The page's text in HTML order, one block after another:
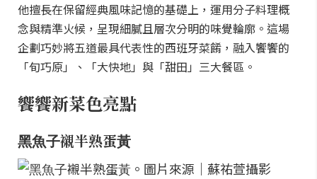
他擅長在保留經典風味記憶的基礎上，運用分子料理概
念與精準火候，呈現細膩且層次分明的味覺輪廓。這場
企劃巧妙將五道最具代表性的西班牙菜餚，融入饗饗的
「旬巧原」、「大快地」與「甜田」三大餐區。
饗饗新菜色亮點
⿊⿂⼦襯半熟蛋⿈